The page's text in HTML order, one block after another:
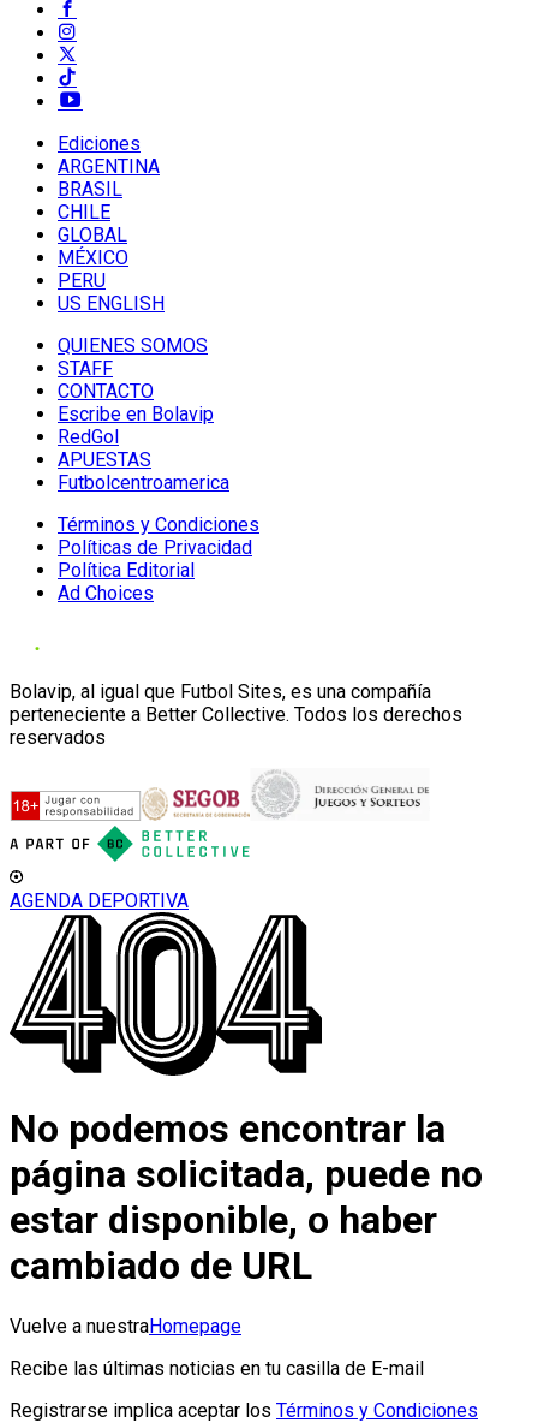
Ediciones
ARGENTINA
BRASIL
CHILE
GLOBAL
MÉXICO
PERU
US ENGLISH
QUIENES SOMOS
STAFF
CONTACTO
Escribe en Bolavip
RedGol
APUESTAS
Futbolcentroamerica
Términos y Condiciones
Políticas de Privacidad
Política Editorial
Ad Choices
Bolavip, al igual que Futbol Sites, es una compañía
perteneciente a Better Collective. Todos los derechos
reservados
AGENDA DEPORTIVA
No podemos encontrar la
página solicitada, puede no
estar disponible, o haber
cambiado de URL
Vuelve a nuestraHomepage
Recibe las últimas noticias en tu casilla de E-mail
Registrarse implica aceptar los Términos y Condiciones